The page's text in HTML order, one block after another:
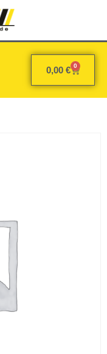
0,00 € 0